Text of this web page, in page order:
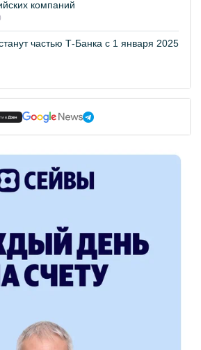
компаний
частью Т-Банка с 1 января 2025